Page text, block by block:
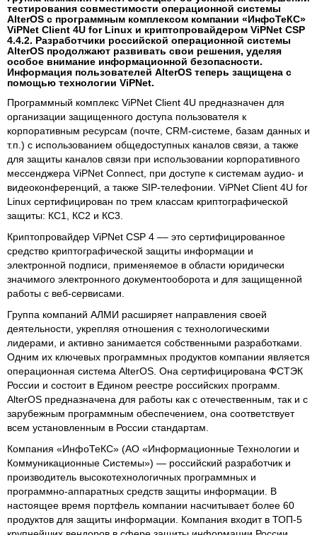
тестирования совместимости операционной системы
AlterOS c программным комплексом компании «ИнфоТеКС»
ViPNet Client 4U for Linux и криптопровайдером ViPNet CSP
4.4.2. Разработчики российской операционной системы
AlterOS продолжают развивать свои решения, уделяя
особое внимание информационной безопасности.
Информация пользователей AlterOS теперь защищена с
помощью технологии ViPNet.
Программный комплекс ViPNet Client 4U предназначен для
организации защищенного доступа пользователя к
корпоративным ресурсам (почте, CRM-системе, базам данных и
т.п.) с использованием общедоступных каналов связи, а также
для защиты каналов связи при использовании корпоративного
мессенджера ViPNet Connect, при доступе к системам аудио- и
видеоконференций, а также SIP-телефонии. ViPNet Client 4U for
Linux сертифицирован по трем классам криптографической
защиты: КС1, КС2 и КС3.
Криптопровайдер ViPNet CSP 4 –– это сертифицированное
средство криптографической защиты информации и
электронной подписи, применяемое в области юридически
значимого электронного документооборота и для защищенной
работы с веб-сервисами.
Группа компаний АЛМИ расширяет направления своей
деятельности, укрепляя отношения с технологическими
лидерами, и активно занимается собственными разработками.
Одним их ключевых программных продуктов компании является
операционная система AlterOS. Она сертифицирована ФСТЭК
России и состоит в Едином реестре российских программ.
AlterOS предназначена для работы как с отечественным, так и с
зарубежным программным обеспечением, она соответствует
всем установленным в России стандартам.
Компания «ИнфоТеКС» (АО «Информационные Технологии и
Коммуникационные Системы») — российский разработчик и
производитель высокотехнологичных программных и
программно-аппаратных средств защиты информации. В
настоящее время портфель компании насчитывает более 60
продуктов для защиты информации. Компания входит в ТОП-5